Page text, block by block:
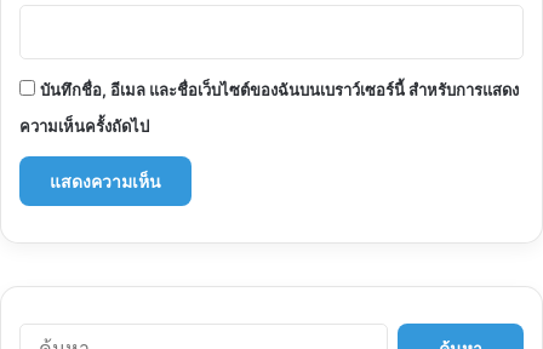
บันทึกชื่อ, อีเมล และชื่อเว็บไซต์ของฉันบนเบราว์เซอร์นี้ สำหรับการแสดง
ความเห็นครั้งถัดไป
ค้นหา